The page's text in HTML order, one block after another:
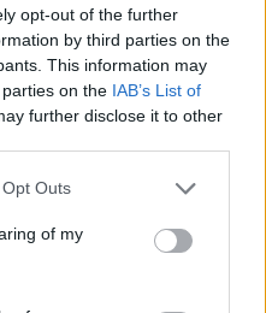
opt-out of the further
by third parties on the
This information may
on the IAB’s List of
further disclose it to other
uses one or more Google
You may click to
and its third-party tags to
purposes in below Google
Outs
of my